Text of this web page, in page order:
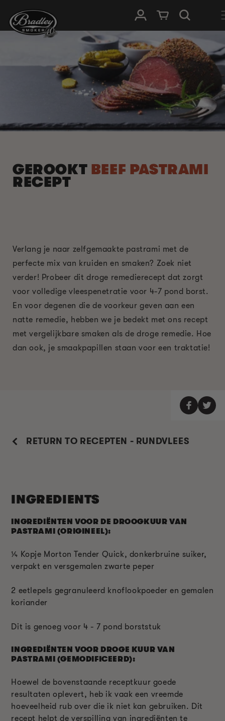
NAAR DE
CONTENT
InloggenWinkelwagen
GEROOKT BEEF PASTRAMI
RECEPT
Verlang je naar zelfgemaakte pastrami met de
perfecte mix van kruiden en smaken? Zoek niet
verder! Probeer dit droge remedierecept dat zorgt
voor volledige vleespenetratie voor 4-7 pond borst.
En voor degenen die de voorkeur geven aan een
natte remedie, hebben we je bedekt met ons recept
met vergelijkbare smaken als de droge remedie. Hoe
dan ook, je smaakpapillen staan ​​voor een traktatie!
RETURN TO RECEPTEN - RUNDVLEES
INGREDIENTS
INGREDIËNTEN VOOR DE DROOGKUUR VAN
PASTRAMI (ORIGINEEL):
¼ Kopje Morton Tender Quick, donkerbruine suiker,
verpakt en versgemalen zwarte peper
2 eetlepels gegranuleerd knoflookpoeder en gemalen
koriander
Dit is genoeg voor 4 - 7 pond borststuk
INGREDIËNTEN VOOR DROGE KUUR VAN
PASTRAMI (GEMODIFICEERD):
Hoewel de bovenstaande receptkuur goede
resultaten oplevert, heb ik vaak een vreemde
hoeveelheid rub over die ik niet kan gebruiken. Dit
recept helpt de verspilling van ingrediënten te